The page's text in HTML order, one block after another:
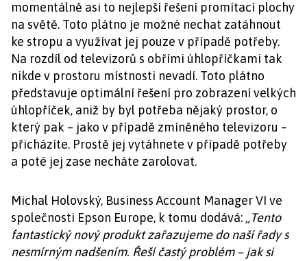
momentálně asi to nejlepší řešení promítací plochy
na světě. Toto plátno je možné nechat zatáhnout
ke stropu a využívat jej pouze v případě potřeby.
Na rozdíl od televizorů s obřími úhlopříčkami tak
nikde v prostoru místnosti nevadí. Toto plátno
představuje optimální řešení pro zobrazení velkých
úhlopříček, aniž by byl potřeba nějaký prostor, o
který pak – jako v případě zmíněného televizoru –
přicházíte. Prostě jej vytáhnete v případě potřeby
a poté jej zase necháte zarolovat.
Michal Holovský, Business Account Manager VI ve
společnosti Epson Europe, k tomu dodává: „Tento
fantastický nový produkt zařazujeme do naší řady s
nesmírným nadšením. Řeší častý problém – jak si